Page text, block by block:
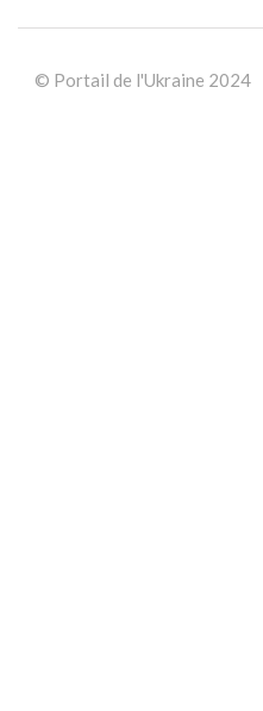
© Portail de l'Ukraine 2024